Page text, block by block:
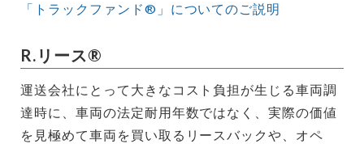
「トラックファンド®」についてのご説明
R.リース®
運送会社にとって大きなコスト負担が生じる車両調
達時に、車両の法定耐用年数ではなく、実際の価値
を見極めて車両を買い取るリースバックや、オペ